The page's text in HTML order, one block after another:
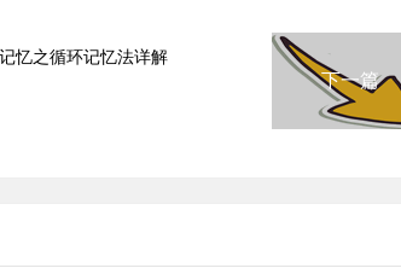
忆之循环记忆法详解
下一篇